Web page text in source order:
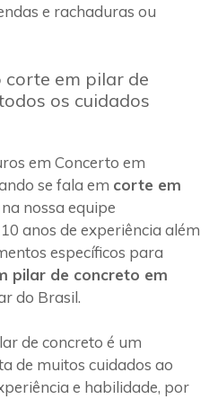
e rachaduras ou
corte em pilar de
os cuidados
em Concerto em
se fala em corte em
nossa equipe
anos de experiência além
específicos para
pilar de concreto em
do Brasil.
de concreto é um
de muitos cuidados ao
e habilidade, por